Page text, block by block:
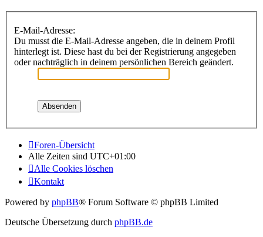
E-Mail-Adresse:
Du musst die E-Mail-Adresse angeben, die in deinem Profil
hinterlegt ist. Diese hast du bei der Registrierung angegeben
oder nachträglich in deinem persönlichen Bereich geändert.
Foren-Übersicht
Alle Zeiten sind UTC+01:00
Alle Cookies löschen
Kontakt
Powered by phpBB® Forum Software © phpBB Limited
Deutsche Übersetzung durch phpBB.de